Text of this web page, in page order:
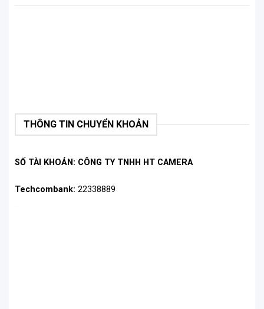
THÔNG TIN CHUYỂN KHOẢN
SỐ TÀI KHOẢN: CÔNG TY TNHH HT CAMERA
Techcombank: 22338889